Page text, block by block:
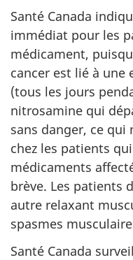
Santé Canada
immédiat pour les
médicament,
cancer est lié à
(tous les jours
nitrosamine qui
sans danger, ce qui
chez les patients
médicaments
brève. Les patients
autre relaxant
spasmes
Santé Canada